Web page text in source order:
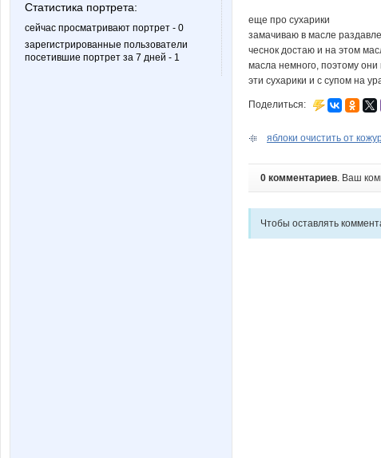
Статистика портрета:
сейчас просматривают портрет - 0
зарегистрированные пользователи
посетившие портрет за 7 дней - 1
еще про сухарики
замачиваю в масле
чеснок достаю и на этом
масла немного, поэтому
эти сухарики и с супом на
Поделиться:
яблоки очистить от
0 комментариев. Ваш
Чтобы оставлять